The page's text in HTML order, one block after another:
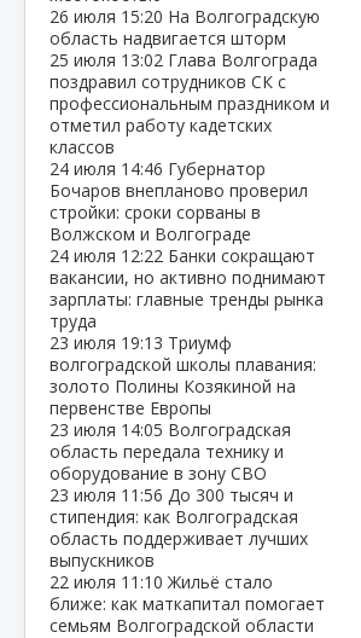
26 июля 15:20 На Волгоградскую
область надвигается шторм
25 июля 13:02 Глава Волгограда
поздравил сотрудников СК с
профессиональным праздником и
отметил работу кадетских
классов
24 июля 14:46 Губернатор
Бочаров внепланово проверил
стройки: сроки сорваны в
Волжском и Волгограде
24 июля 12:22 Банки сокращают
вакансии, но активно поднимают
зарплаты: главные тренды рынка
труда
23 июля 19:13 Триумф
волгоградской школы плавания:
золото Полины Козякиной на
первенстве Европы
23 июля 14:05 Волгоградская
область передала технику и
оборудование в зону СВО
23 июля 11:56 До 300 тысяч и
стипендия: как Волгоградская
область поддерживает лучших
выпускников
22 июля 11:10Жильё стало
ближе: как маткапитал помогает
семьям Волгоградской области